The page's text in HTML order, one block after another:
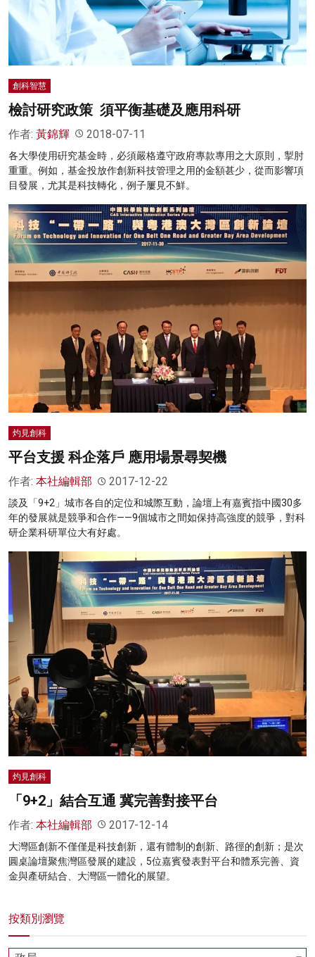
創科智慧
檢討研究政策 須平衡基礎及應用科研
作者: 黃錦輝 2018-07-11
各大學使用硏究基金時，必須嚴格遵守政府專款專用之大原則，掣肘
重重。例如，基金投放作創新科技管理之用的金額甚少，從而影響項
目發展，尤其是科技轉化，例子屢見不鮮。
灼見創科
平台支援 科企落戶 應用場景尋契機
作者: 本社編輯部 2017-12-22
談及「9+2」城市各自的定位和城際互動，論壇上有嘉賓指中國30多
年的發展就是競爭和合作——9個城市之間如保持高強度的競爭，對科
研企業科研單位大有好處。
灼見創科
「9+2」結合互通 冀完善對接平台
作者: 本社編輯部 2017-12-14
大灣區創新不僅僅是科技創新，還有體制的創新、路徑的創新；是次
圓桌論壇聚焦灣區發展的建設，5位嘉賓發表對平台和體系完善、資
金與產研結合、大灣區一體化的展望。
按類別瀏覽